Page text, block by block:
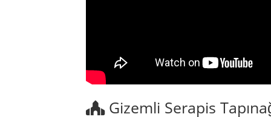
Gizemli Serapis